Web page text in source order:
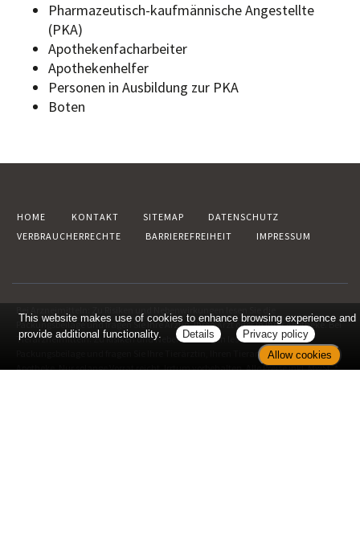
Pharmazeutisch-kaufmännische Angestellte
(PKA)
Apothekenfacharbeiter
Apothekenhelfer
Personen in Ausbildung zur PKA
Boten
HOME KONTAKT SITEMAP
DATENSCHUTZ
VERBRAUCHERRECHTE
BARRIEREFREIHEIT IMPRESSUM
Packungsbeilage und fragen Sie Ihre Ärztin, Ihren Arzt oder in Ihrer Apotheke. Bei
Tierarzneimitteln: Zu Risiken und Nebenwirkungen lesen Sie die
Packungsbeilage und fragen Sie Ihre Tierärztin, Ihren Tierarzt oder in Ihrer
Apotheke. Nur solange Vorrat reicht. Irrtum vorbehalten. Alle Preise inkl. MwSt. *
This website makes use of cookies to enhance browsing experience and
provide additional functionality.
Details
Privacy policy
Allow cookies